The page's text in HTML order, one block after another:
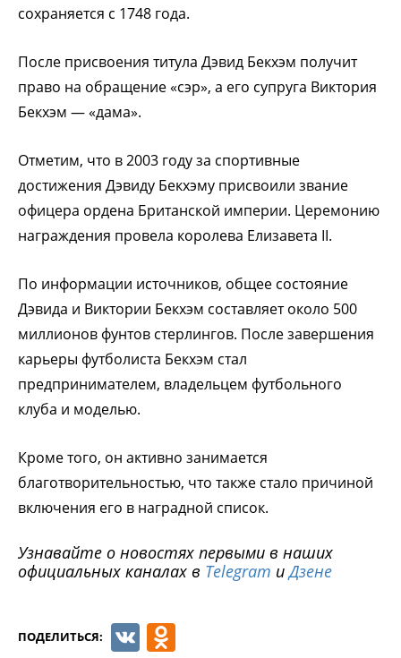
сохраняется с 1748 года.
После присвоения титула Дэвид Бекхэм получит
право на обращение «сэр», а его супруга Виктория
Бекхэм — «дама».
Отметим, что в 2003 году за спортивные
достижения Дэвиду Бекхэму присвоили звание
офицера ордена Британской империи. Церемонию
награждения провела королева Елизавета II.
По информации источников, общее состояние
Дэвида и Виктории Бекхэм составляет около 500
миллионов фунтов стерлингов. После завершения
карьеры футболиста Бекхэм стал
предпринимателем, владельцем футбольного
клуба и моделью.
Кроме того, он активно занимается
благотворительностью, что также стало причиной
включения его в наградной список.
Узнавайте о новостях первыми в наших
официальных каналах в Telegram иДзене
ПОДЕЛИТЬСЯ: VK